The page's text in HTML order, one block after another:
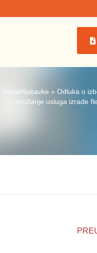
JavneNabavke » Odluka o
pružanje usluga izrade